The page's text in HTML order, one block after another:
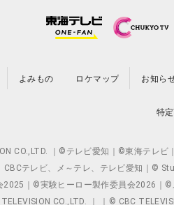
よみもの ロケマップ お知ら
特
CO.,LTD. ｜©テレビ愛知｜©東海テレ
テレビ、メ～テレ、テレビ愛知｜©
｜©実験ヒーロー製作委員会2026｜
CO.,LTD. ｜ ｜© CBC